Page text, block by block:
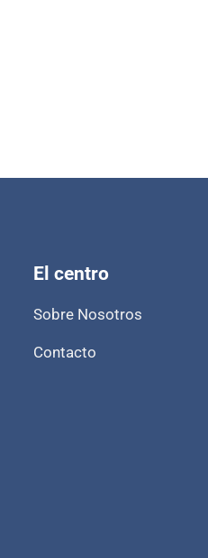
El centro
Sobre Nosotros
Contacto